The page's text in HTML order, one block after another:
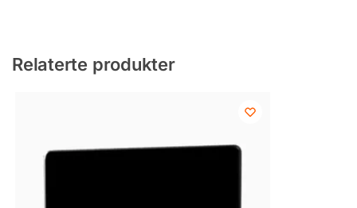
Relaterte produkter